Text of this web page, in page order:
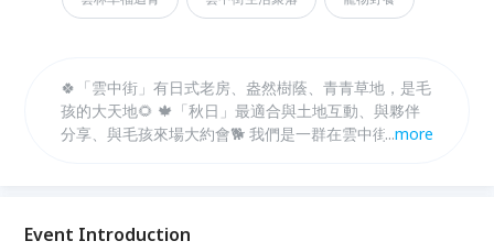
🍀「雲中街」有日式老房、盎然樹蔭、青青草地，是毛
孩的大天地🌻 🍁「秋日」最適合與土地互動、與夥伴
分享、與毛孩來場大約會🐕 我們是一群在雲中街生活
...more
Event Introduction